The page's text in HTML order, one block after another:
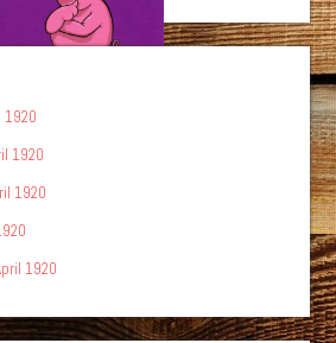
1920
1920
1920
1920